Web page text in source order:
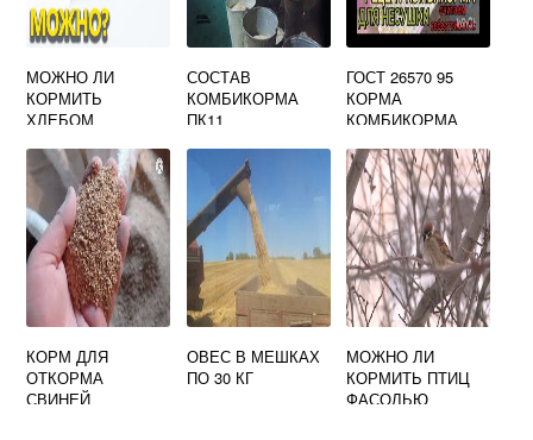
МОЖНО ЛИ
КОРМИТЬ
ХЛЕБОМ
СОСТАВ
КОМБИКОРМА
ПК11
ГОСТ 26570 95
КОРМА
КОМБИКОРМА
Е СЫРЬЕ
МЕТОДЫ
ОПРЕДЕЛЕНИЯ
КАЛЬЦИЯ
КОРМ ДЛЯ
ОТКОРМА
СВИНЕЙ
ОВЕС В МЕШКАХ
ПО 30 КГ
МОЖНО ЛИ
КОРМИТЬ ПТИЦ
ФАСОЛЬЮ